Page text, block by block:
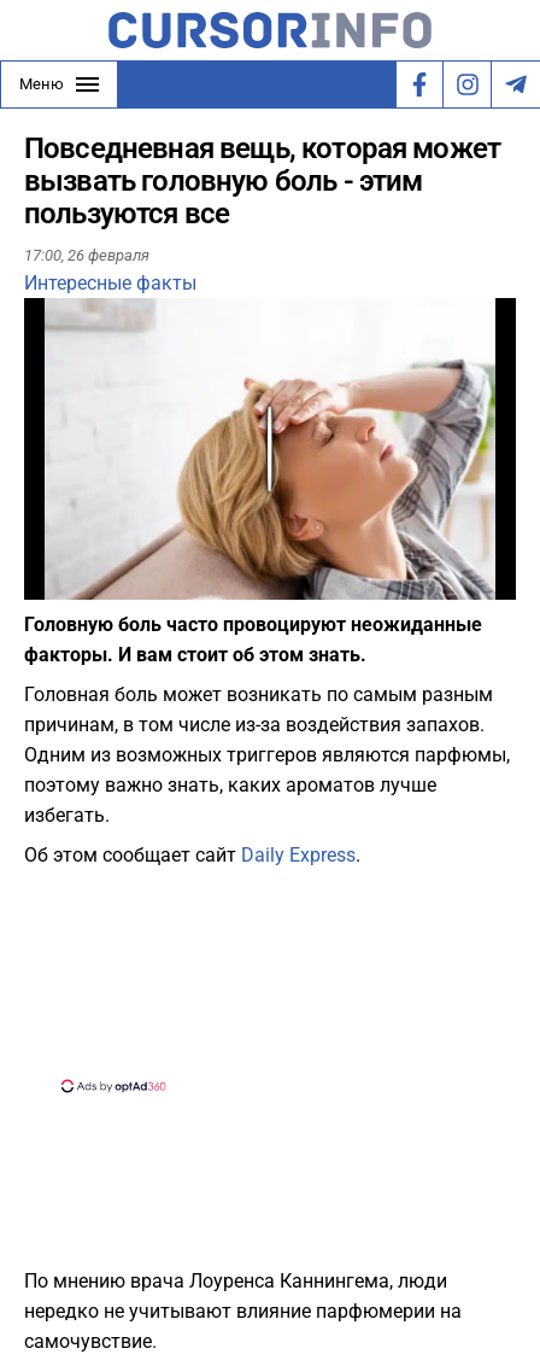
Меню
Повседневная вещь, которая может
вызвать головную боль - этим
пользуются все
17:00, 26 февраля
Интересные факты
Play
Фото: depositphotos.com
Головную боль часто провоцируют неожиданные
факторы. И вам стоит об этом знать.
Головная боль может возникать по самым разным
причинам, в том числе из-за воздействия запахов.
Одним из возможных триггеров являются парфюмы,
поэтому важно знать, каких ароматов лучше
избегать.
Об этом сообщает сайт Daily Express.
По мнению врача Лоуренса Каннингема, люди
нередко не учитывают влияние парфюмерии на
самочувствие.